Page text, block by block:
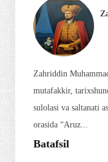
Zahriddin
mutafakkir,
sulolasi va saltanati
orasida “Aruz...
Batafsil